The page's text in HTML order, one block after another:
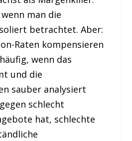
man die
betrachtet. Aber:
Raten kompensieren
wenn das
und die
sauber analysiert
schlecht
hat, schlechte